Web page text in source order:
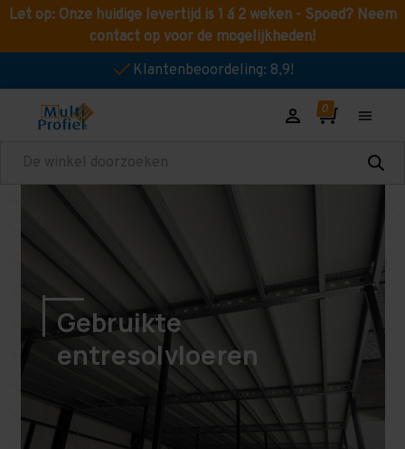
Let op: Onze huidige levertijd is 1 á 2 weken - Spoed? Neem
contact op voor de mogelijkheden!
Klantenbeoordeling: 8,9!
Zoeken
Gebruikte
entresolvloeren